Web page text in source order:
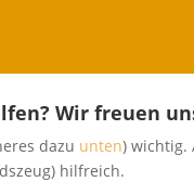
Wir freuen
dazu unten) wichtig.
hilfreich.